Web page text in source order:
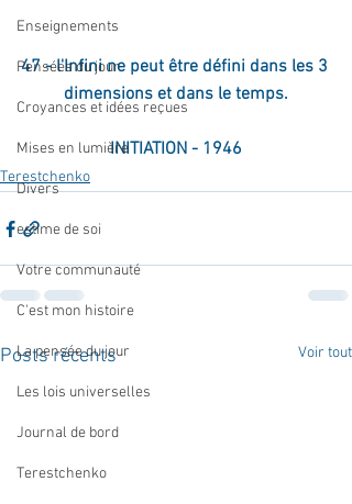
Enseignements
Pensées du jour
Croyances et idées reçues
Mises en lumière
Divers
estime de soi
Votre communauté
C'est mon histoire
La pensée du jour
Les lois universelles
Journal de bord
Terestchenko
47 - l'Infini ne peut être défini dans les 3
dimensions et dans le temps.
INITIATION - 1946
Terestchenko
Posts récents Voir tout